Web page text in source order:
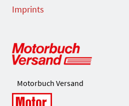
Imprints
Motorbuch Versand